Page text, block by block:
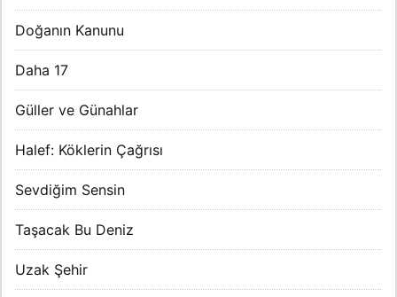
Doğanın Kanunu
Daha 17
Güller ve Günahlar
Halef: Köklerin Çağrısı
Sevdiğim Sensin
Taşacak Bu Deniz
Uzak Şehir